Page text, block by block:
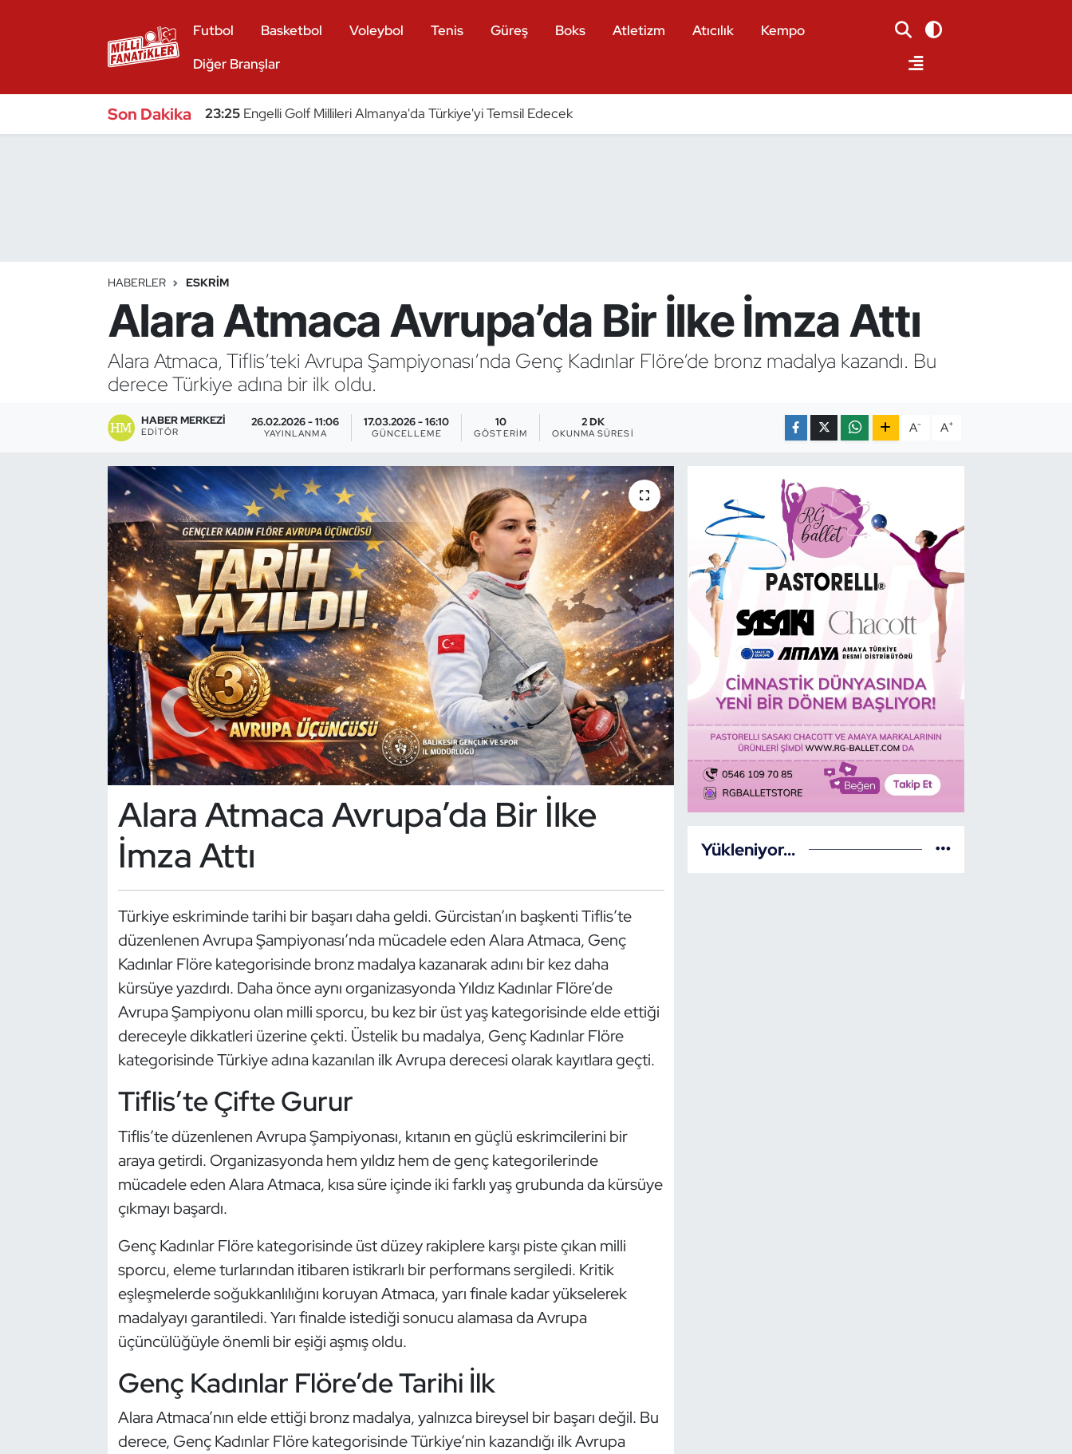
Futbol Basketbol Voleybol Tenis Güreş Boks Atletizm Atıcılık
Kempo
Diğer Branşlar
Son Dakika 23:25 Engelli Golf Millileri Almanya'da Türkiye'yi Temsil Edecek
HABERLER ESKRIM
Alara Atmaca Avrupa’da Bir İlke İmza Attı
Alara Atmaca, Tiflis’teki Avrupa Şampiyonası’nda Genç Kadınlar Flöre’de bronz madalya kazandı. Bu
derece Türkiye adına bir ilk oldu.
HABER MERKEZI
EDITÖR
26.02.2026 - 11:06
YAYINLANMA
17.03.2026 - 16:10
GÜNCELLEME
10
GÖSTERIM
2 DK
OKUNMA SÜRESI A- A+
Alara Atmaca Avrupa’da Bir İlke
İmza Attı
Türkiye eskriminde tarihi bir başarı daha geldi. Gürcistan’ın başkenti Tiflis’te
düzenlenen Avrupa Şampiyonası’nda mücadele eden Alara Atmaca, Genç
Kadınlar Flöre kategorisinde bronz madalya kazanarak adını bir kez daha
kürsüye yazdırdı. Daha önce aynı organizasyonda Yıldız Kadınlar Flöre’de
Avrupa Şampiyonu olan milli sporcu, bu kez bir üst yaş kategorisinde elde ettiği
dereceyle dikkatleri üzerine çekti. Üstelik bu madalya, Genç Kadınlar Flöre
kategorisinde Türkiye adına kazanılan ilk Avrupa derecesi olarak kayıtlara geçti.
Tiflis’te Çifte Gurur
Tiflis’te düzenlenen Avrupa Şampiyonası, kıtanın en güçlü eskrimcilerini bir
araya getirdi. Organizasyonda hem yıldız hem de genç kategorilerinde
mücadele eden Alara Atmaca, kısa süre içinde iki farklı yaş grubunda da kürsüye
çıkmayı başardı.
Genç Kadınlar Flöre kategorisinde üst düzey rakiplere karşı piste çıkan milli
sporcu, eleme turlarından itibaren istikrarlı bir performans sergiledi. Kritik
eşleşmelerde soğukkanlılığını koruyan Atmaca, yarı finale kadar yükselerek
madalyayı garantiledi. Yarı finalde istediği sonucu alamasa da Avrupa
üçüncülüğüyle önemli bir eşiği aşmış oldu.
Genç Kadınlar Flöre’de Tarihi İlk
Alara Atmaca’nın elde ettiği bronz madalya, yalnızca bireysel bir başarı değil. Bu
derece, Genç Kadınlar Flöre kategorisinde Türkiye’nin kazandığı ilk Avrupa
Yükleniyor...
Bocce Bowling Dart
Buz Hokeyi
Buz Pateni
Çim Hokeyi
Cimnastik
Dans Sporları
Hava Sporları
İşitme Engelli Sporcular
Judo ve Kuraş
Kano ve Rafting